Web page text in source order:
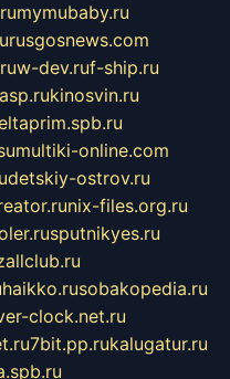
mymubaby.ru
rusgosnews.com
w-dev.ruf-ship.ru
kinosvin.ru
multiki-online.com
detskiy-ostrov.ru
nix-files.org.ru
sputnikyes.ru
haikko.rusobakopedia.ru
clock.net.ru
7bit.pp.rukalugatur.ru